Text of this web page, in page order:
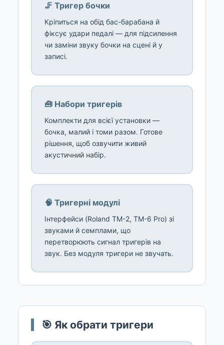
🦵 Тригер бочки
Кріпиться на обід бас-барабана й
фіксує удари педалі — для підсилення
чи заміни звуку бочки на сцені й у
записі.
🧰 Набори тригерів
Комплекти для всієї установки —
бочка, малий і томи разом. Готове
рішення, щоб озвучити живий
акустичний набір.
🧠 Тригерні модулі
Інтерфейси (Roland TM-2, TM-6 Pro) зі
звуками й семплами, що
перетворюють сигнал тригерів на
звук. Без модуля тригери не звучать.
🎯 Як обрати тригери